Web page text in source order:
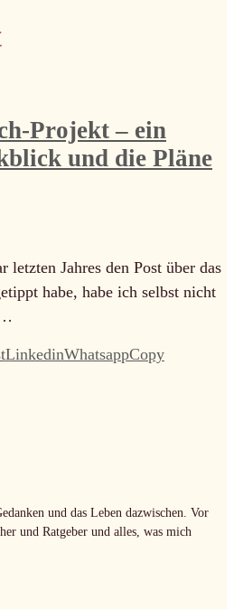
Projekt – ein
und die Pläne
letzten Jahres den Post über das
habe, habe ich selbst nicht
LinkedinWhatsappCopy
und das Leben dazwischen. Vor
und Ratgeber und alles, was mich